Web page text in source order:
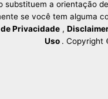
substituem a orientação
se você tem alguma
Privacidade,
Uso . Copyright